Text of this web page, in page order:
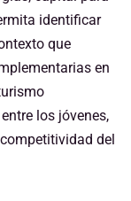
identificar
que
en
los jóvenes,
del